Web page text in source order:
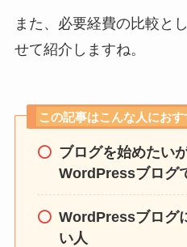
また、必要経費の比較と
せて紹介しますね。
この記事はこんな人におす
ブログを始めたい
WordPressブログ
WordPressブログ
い人